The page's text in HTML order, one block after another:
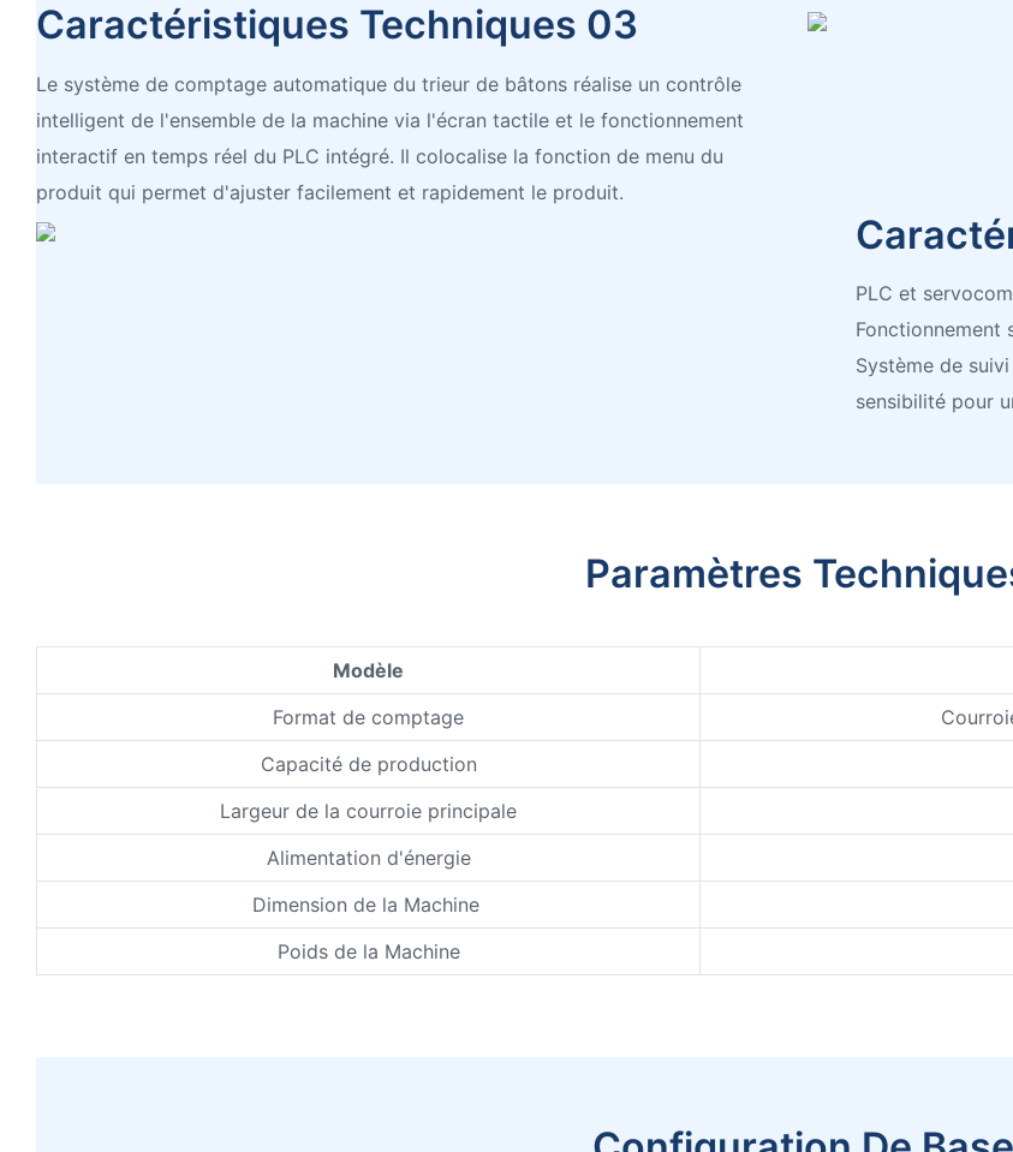
Caractéristiques Techniques 03
Le système de comptage automatique du trieur de bâtons réalise un contrôle
intelligent de l'ensemble de la machine via l'écran tactile et le fonctionnement
interactif en temps réel du PLC intégré. Il colocalise la fonction de menu du
produit qui permet d'ajuster facilement et rapidement le produit.
PLC et
Fonctionnement
Système de
sensibilité pour
Paramètres
Modèle
Format de comptage
Capacité de production
Largeur de la courroie principale
Alimentation d'énergie
Dimension de la Machine
Poids de la Machine